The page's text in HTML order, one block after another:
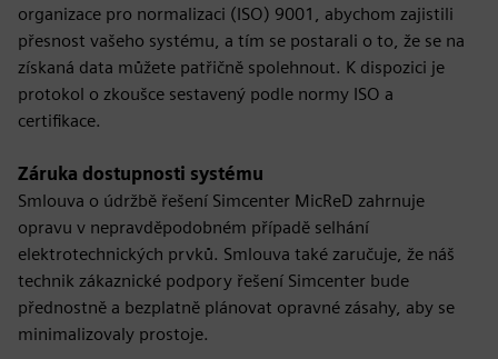
organizace pro normalizaci (ISO) 9001, abychom zajistili
přesnost vašeho systému, a tím se postarali o to, že se na
získaná data můžete patřičně spolehnout. K dispozici je
protokol o zkoušce sestavený podle normy ISO a
certifikace.
Záruka dostupnosti systému
Smlouva o údržbě řešení Simcenter MicReD zahrnuje
opravu v nepravděpodobném případě selhání
elektrotechnických prvků. Smlouva také zaručuje, že náš
technik zákaznické podpory řešení Simcenter bude
přednostně a bezplatně plánovat opravné zásahy, aby se
minimalizovaly prostoje.